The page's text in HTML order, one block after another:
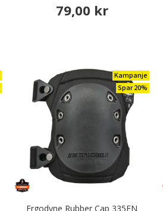
79,00 kr
Kampanje
Spar 20%
Ergodyne Rubber Cap 335EN